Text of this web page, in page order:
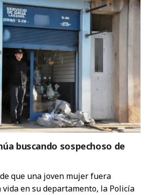
buscando sospechoso de
que una joven mujer fuera
en su departamento, la Policía